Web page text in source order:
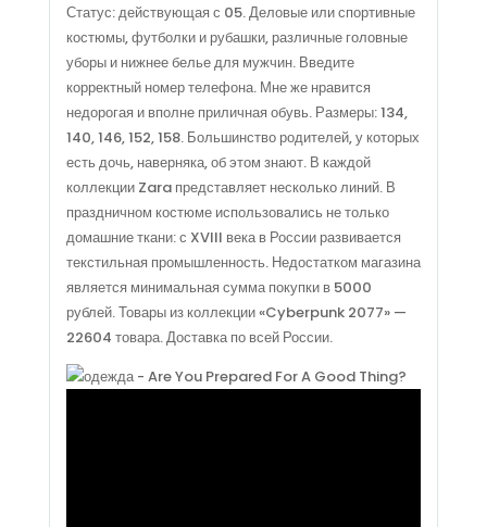
Статус: действующая с 05. Деловые или спортивные
костюмы, футболки и рубашки, различные головные
уборы и нижнее белье для мужчин. Введите
корректный номер телефона. Мне же нравится
недорогая и вполне приличная обувь. Размеры: 134,
140, 146, 152, 158. Большинство родителей, у которых
есть дочь, наверняка, об этом знают. В каждой
коллекции Zara представляет несколько линий. В
праздничном костюме использовались не только
домашние ткани: с XVIII века в России развивается
текстильная промышленность. Недостатком магазина
является минимальная сумма покупки в 5000
рублей. Товары из коллекции «Cyberpunk 2077» —
22604 товара. Доставка по всей России.